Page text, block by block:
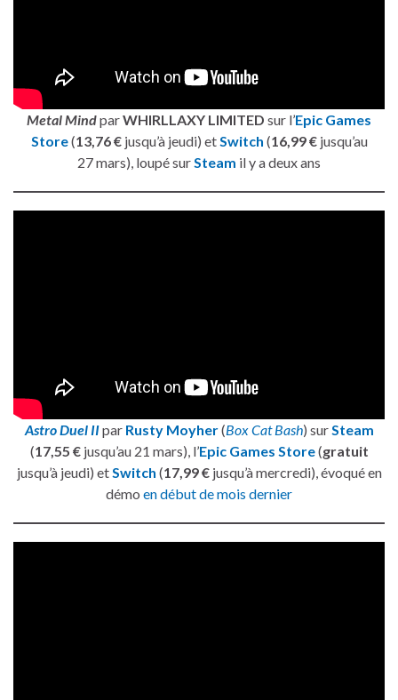
Metal MindparWHIRLLAXY LIMITED sur l’Epic Games
Store(13,76 €jusqu’à jeudi) etSwitch (16,99 €jusqu’au
27 mars), loupé surSteam il y a deux ans
Astro Duel IIpar Rusty Moyher(Box Cat Bash) surSteam
(17,55 €jusqu’au 21 mars), l’Epic Games Store(gratuit
jusqu’à jeudi) etSwitch (17,99 €jusqu’à mercredi), évoqué en
démo en début de mois dernier